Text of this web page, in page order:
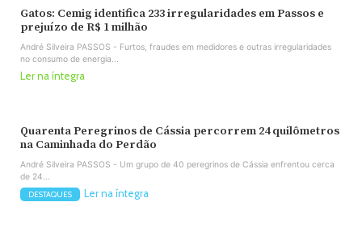
Gatos: Cemig identifica 233 irregularidades em Passos e
prejuízo de R$ 1 milhão
André Silveira PASSOS - Furtos, fraudes em medidores e outras irregularidades
no consumo de energia...
Ler na íntegra
Quarenta Peregrinos de Cássia percorrem 24 quilômetros
na Caminhada do Perdão
André Silveira PASSOS - Um grupo de 40 peregrinos de Cássia enfrentou cerca
de 24...
DESTAQUES Ler na íntegra